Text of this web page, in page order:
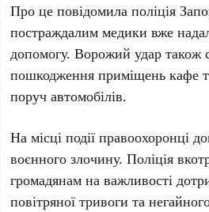
Про це повідомила поліція
постраждалим медики вже
допомогу. Ворожий удар також
пошкодження приміщень кафе
поруч автомобілів.
На місці події правоохоронці
воєнного злочину. Поліція
громадянам на важливості
повітряної тривоги та